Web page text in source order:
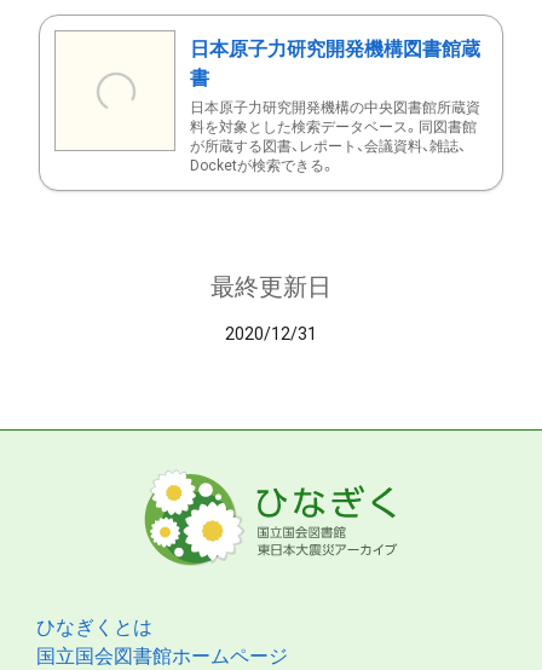
日本原子力研究開発機構図書館蔵
書
日本原子力研究開発機構の中央図書館所蔵資
料を対象とした検索データベース。同図書館
が所蔵する図書、レポート、会議資料、雑誌、
Docketが検索できる。
最終更新日
2020/12/31
ひなぎくとは
国立国会図書館ホームページ